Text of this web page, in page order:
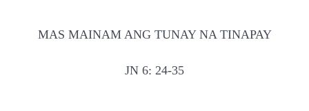
MAS MAINAM ANG TUNAY NA TINAPAY
JN 6: 24-35